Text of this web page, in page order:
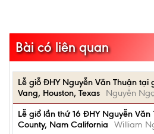
Bài có liên quan
Lễ giỗ ĐHY Nguyễn Văn Thuận tại
Vang, Houston, Texas
Nguyễn
Lễ giổ lần thứ 16 ĐHY Nguyễn
County, Nam California
William